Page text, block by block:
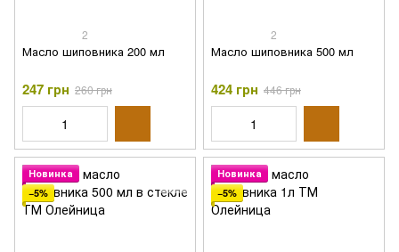
2
Масло шиповника 200 мл
247 грн 260 грн
2
Масло шиповника 500 мл
424 грн 446 грн
Новинка
−5%
Новинка
−5%